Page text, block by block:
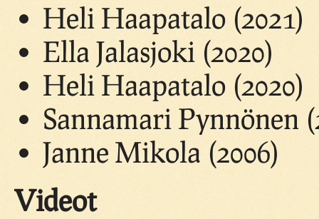
Heli Haapatalo (2021)
Ella Jalasjoki (2020)
Heli Haapatalo (2020)
Sannamari Pynnönen
Janne Mikola (2006)
Videot